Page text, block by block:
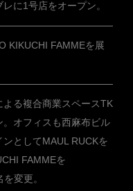
に1号店をオープン。
KIKUCHI FAMMEを展
る複合商業スペースTK
。オフィスも西麻布ビル
としてMAUL RUCKを
FAMMEを
変更。